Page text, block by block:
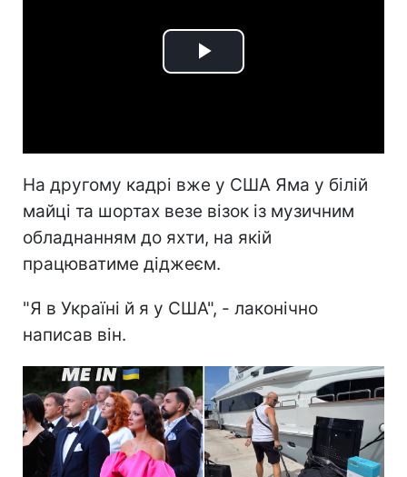
Play
На другому кадрі вже у США Яма у білій
майці та шортах везе візок із музичним
обладнанням до яхти, на якій
працюватиме діджеєм.
"Я в Україні й я у США", - лаконічно
написав він.